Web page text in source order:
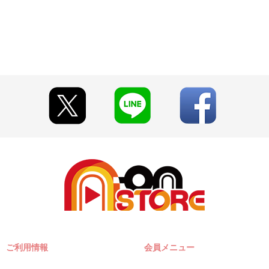
ご利用情報 会員メニュー